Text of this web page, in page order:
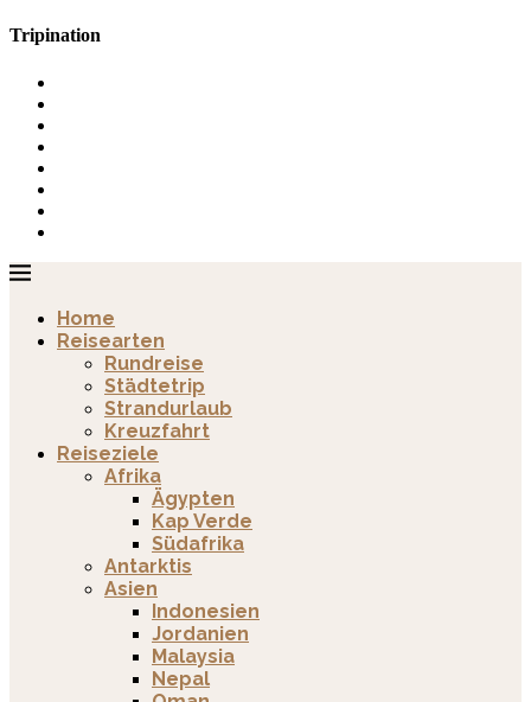
Tripination
Home
Reisearten
Rundreise
Städtetrip
Strandurlaub
Kreuzfahrt
Reiseziele
Afrika
Ägypten
Kap Verde
Südafrika
Antarktis
Asien
Indonesien
Jordanien
Malaysia
Nepal